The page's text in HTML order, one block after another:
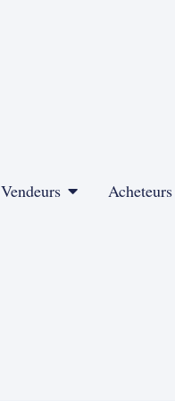
Vendeurs Acheteurs